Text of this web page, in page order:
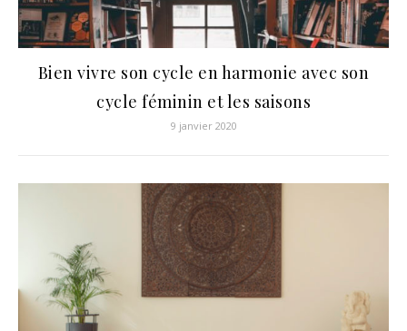
Bien vivre son cycle en harmonie avec son
cycle féminin et les saisons
9 janvier 2020